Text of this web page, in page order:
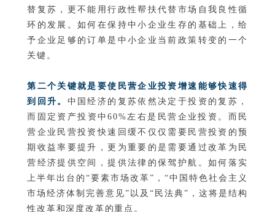
替复苏，更不能用行政性帮扶代替市场自我良性循
环的发展。如何在保持中小企业生存的基础上，给
予企业足够的订单是中小企业当前政策转变的一个
关键。
第二个关键就是要使民营企业投资增速能够快速得
到回升。 中国经济的复苏依然决定于投资的复苏，
而固定资产投资中60%左右是民营企业投资。而民
营企业民营投资快速回缓不仅仅需要民营投资的预
期收益率要提升，更为重要的是需要通过改革为民
营经济提供空间，提供法律的保驾护航。如何落实
上半年出台的“要素市场改革”，“中国特色社会主义
市场经济体制完善意见”以及“民法典”，这将是结构
性改革和深度改革的重点。